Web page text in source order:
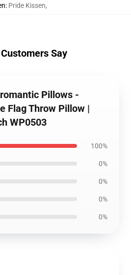
: Pride Kissen,
Say
Pillows -
Flag Throw Pillow |
WP0503
100%
0%
0%
0%
0%